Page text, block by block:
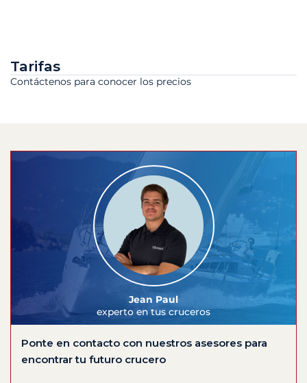
Tarifas
Contáctenos para conocer los precios
Jean Paul
experto en tus cruceros
Ponte en contacto con nuestros asesores para
encontrar tu futuro crucero